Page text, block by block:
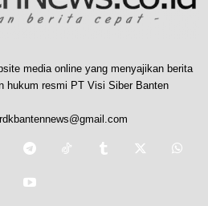
media online yang menyajikan berita
hukum resmi PT Visi Siber Banten
rdkbantennews@gmail.com